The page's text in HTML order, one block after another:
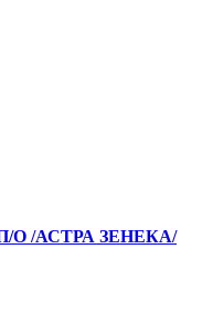
О /АСТРА ЗЕНЕКА/